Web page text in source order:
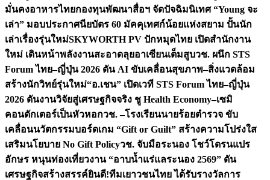
มั่นคงอาหารไทยกองทุนพัฒนาสื่อฯ จัดปัจฉิมนิเทศ “Young จะ
เล่า” มอบประกาศนียบัตร 60 มัคคุเทศก์น้อยแห่งสยาม ปั้นนัก
เล่าเรื่องรุ่นใหม่SKYWORTH PV ปักหมุดไทย เปิดสำนักงาน
ใหม่ เดินหน้าพลังงานสะอาดลุยอาเซียนเต็มสูบวช. ผนึก STS
Forum ไทย–ญี่ปุ่น 2026 ดัน AI ขับเคลื่อนสุขภาพ–สิ่งแวดล้อม
สร้างนักวิทย์รุ่นใหม่“อ.เชน” เปิดเวที STS Forum ไทย–ญี่ปุ่น
2026 ดันงานวิจัยสู่เศรษฐกิจจริง ชู Health Economy–เซมิ
คอนดักเตอร์เป็นหัวหอกวช. –โรงเรียนนายร้อยตำรวจ ขับ
เคลื่อนนวัตกรรมบอร์ดเกม “Gift or Guilt” สร้างความโปร่งใส
เสริมนโยบาย No Gift Policyวช. จับมือระนอง โชว์โดรนแปร
อักษร หนุนท่องเที่ยวงาน “อาบน้ำแร่แลระนอง 2569” ดัน
เศรษฐกิจสร้างสรรค์ยินดี!ทีมเยาวชนไทย ได้รับรางวัลการ